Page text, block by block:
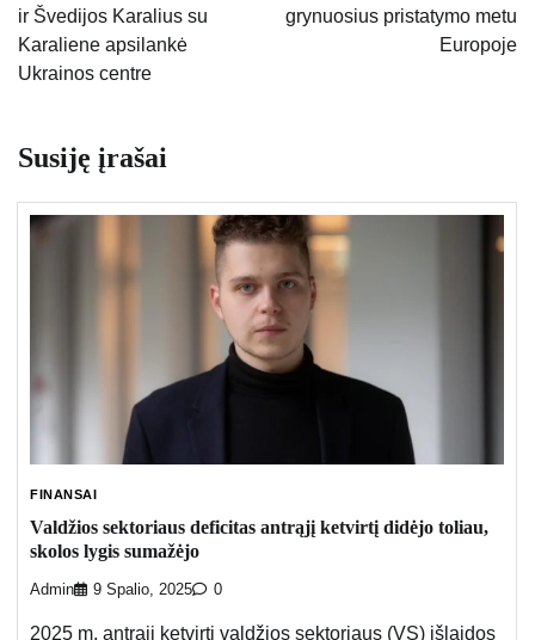
įrašų
ir Švedijos Karalius su
Karaliene apsilankė
Ukrainos centre
grynuosius pristatymo metu
Europoje
Susiję įrašai
FINANSAI
Valdžios sektoriaus deficitas antrąjį ketvirtį didėjo toliau,
skolos lygis sumažėjo
Admin 9 Spalio, 2025 0
2025 m. antrąjį ketvirtį valdžios sektoriaus (VS) išlaidos